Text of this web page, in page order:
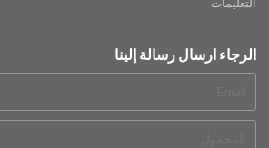
التعليمات
الرجاء ارسال رسالة إلينا